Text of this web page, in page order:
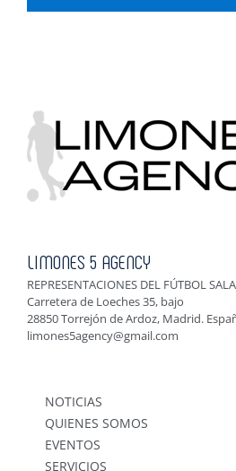
LIMONES 5 AGENCY
REPRESENTACIONES DEL FÚTBOL SALA
Carretera de Loeches 35, bajo
28850 Torrejón de Ardoz, Madrid.
limones5agency@gmail.com
NOTICIAS
QUIENES SOMOS
EVENTOS
SERVICIOS